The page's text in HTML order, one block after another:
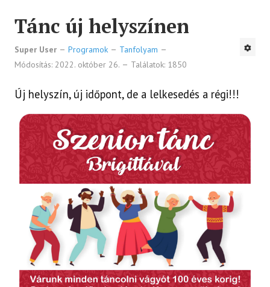
Tánc új helyszínen
Super User Programok
Tanfolyam
Módosítás: 2022. október 26.
Találatok: 1850
Új helyszín, új időpont, de a lelkesedés a régi!!!